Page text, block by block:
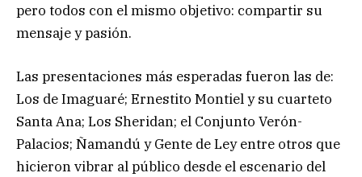
pero todos con el mismo objetivo: compartir su
mensaje y pasión.
Las presentaciones más esperadas fueron las de:
Los de Imaguaré; Ernestito Montiel y su cuarteto
Santa Ana; Los Sheridan; el Conjunto Verón-
Palacios; Ñamandú y Gente de Ley entre otros que
hicieron vibrar al público desde el escenario del